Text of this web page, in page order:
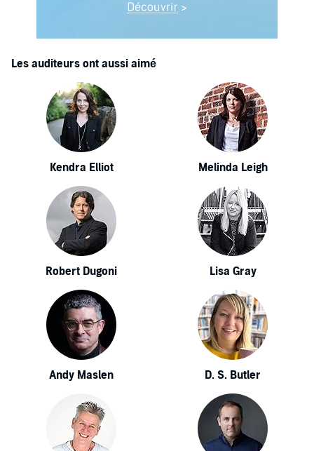
Les auditeurs ont aussi aimé
Kendra Elliot Melinda Leigh
Robert Dugoni Lisa Gray
Andy Maslen D. S. Butler